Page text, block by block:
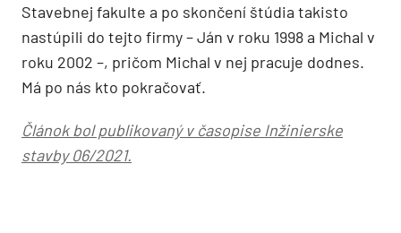
Stavebnej fakulte a po skončení štúdia takisto
nastúpili do tejto firmy – Ján v roku 1998 a Michal v
roku 2002 –, pričom Michal v nej pracuje dodnes.
Má po nás kto pokračovať.
Článok bol publikovaný v časopise Inžinierske
stavby 06/2021.